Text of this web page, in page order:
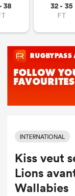
38 32 - 35
FT
INTERNATIONAL
Kiss veut
Lions
Wallabies